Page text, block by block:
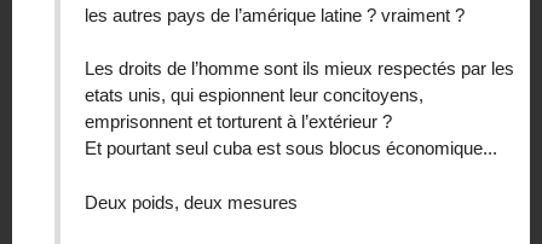
les autres pays de l’amérique latine ? vraiment ?
Les droits de l’homme sont ils mieux respectés par les
etats unis, qui espionnent leur concitoyens,
emprisonnent et torturent à l’extérieur ?
Et pourtant seul cuba est sous blocus économique...
Deux poids, deux mesures